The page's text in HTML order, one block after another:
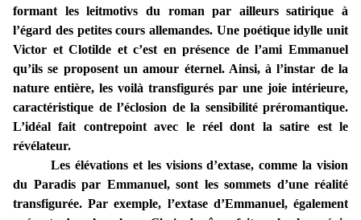
formant les leitmotivs du roman par ailleurs satirique à
l’égard des petites cours allemandes. Une poétique idylle unit
Victor et Clotilde et c’est en présence de l’ami Emmanuel
qu’ils se proposent un amour éternel. Ainsi, à l’instar de la
nature entière, les voilà transfigurés par une joie intérieure,
caractéristique de l’éclosion de la sensibilité préromantique.
L’idéal fait contrepoint avec le réel dont la satire est le
révélateur.
Les élévations et les visions d’extase, comme la vision
du Paradis par Emmanuel, sont les sommets d’une réalité
transfigurée. Par exemple, l’extase d’Emmanuel, également